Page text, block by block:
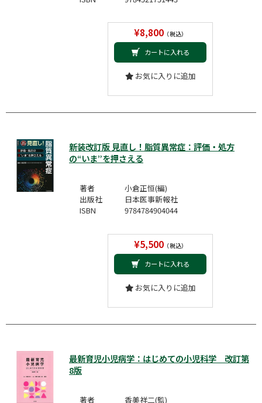
¥8,800（税込）
カートに入れる
お気に入りに追加
新装改訂版 見直し！脂質異常症：評価・処方
の“いま”を押さえる
著者
小倉正恒(編)
出版社
日本医事新報社
ISBN
9784784904044
¥5,500（税込）
カートに入れる
お気に入りに追加
最新育児小児病学：はじめての小児科学 改訂第
8版
著者
香美祥二(監)